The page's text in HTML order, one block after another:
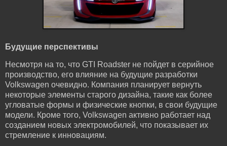
Будущие перспективы
Несмотря на то, что GTI Roadster не пойдет в серийное
производство, его влияние на будущие разработки
Volkswagen очевидно. Компания планирует вернуть
некоторые элементы старого дизайна, такие как более
угловатые формы и физические кнопки, в свои будущие
модели. Кроме того, Volkswagen активно работает над
созданием новых электромобилей, что показывает их
стремление к инновациям.